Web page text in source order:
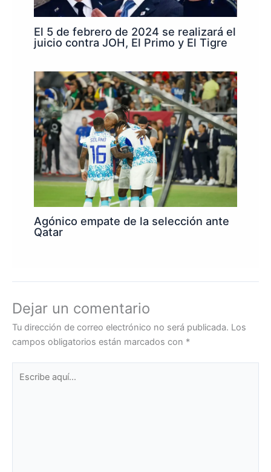
El 5 de febrero de 2024 se realizará el
juicio contra JOH, El Primo y El Tigre
Agónico empate de la selección ante
Qatar
Dejar un comentario
Tu dirección de correo electrónico no será publicada. Los
campos obligatorios están marcados con *
aquí...